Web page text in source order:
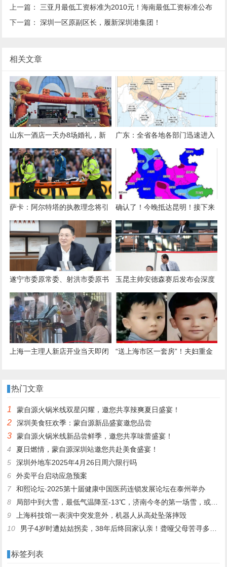
上一篇： 三亚月最低工资标准为2010元！海南最低工资标准公布
下一篇：深圳一区原副区长，履新深圳港集团！
相关文章
山东一酒店一天办8场婚礼，新
人共用一个充气拱门，酒店称免
费提供：大家都想放前面，顺序
不好协调
广东：全省各地各部门迅速进入
临战状态
萨卡：阿尔特塔的执教理念将引
领阿森纳走向成功
确认了！今晚抵达昆明！接下来
更猛，这期间暂停外出
遂宁市委原常委、射洪市委原书
记谭晓政任四川省交通厅副厅长
玉昆主帅安德森赛后发布会深度
解析：为何对北京队表达赞赏？
上海一主理人新店开业当天即闭
晕倒，商场：已送医，另有人中
“送上海市区一套房”！夫妇重金
热门文章
1 蒙自源火锅米线双星闪耀，邀您共享辣爽夏日盛宴！
2 深圳美食狂欢季：蒙自源新品盛宴邀您品尝
3
蒙自源火锅米线新品尝鲜季，邀您共享味蕾盛宴！
4
夏日燃情，蒙自源深圳站邀您共赴美食盛宴！
5
深圳外地车2025年4月26日周六限行吗
6
外卖平台启动应急预案
7
和熙论坛·2025第十届健康中国医药连锁发展论坛在泰州举办
8
局部中到大雪，最低气温降至-13℃，济南今冬的第一场雪，或跟去年同一时间！
9
上海科技馆一表演中突发意外，机器人从高处坠落摔毁
10
男子4岁时遭姑姑拐卖，38年后终回家认亲！聋哑父母苦寻多年，母亲已抱憾离世丨红星寻人
标签列表